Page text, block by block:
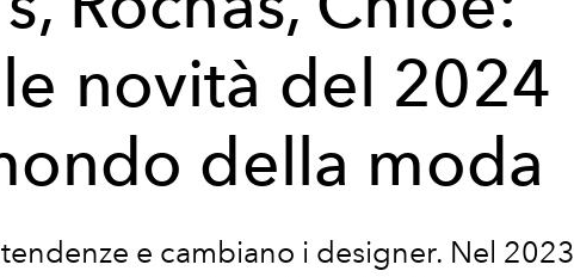
novità del 2024
della moda
e cambiano i designer. Nel 2023